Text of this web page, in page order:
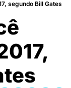
segundo Bill Gates